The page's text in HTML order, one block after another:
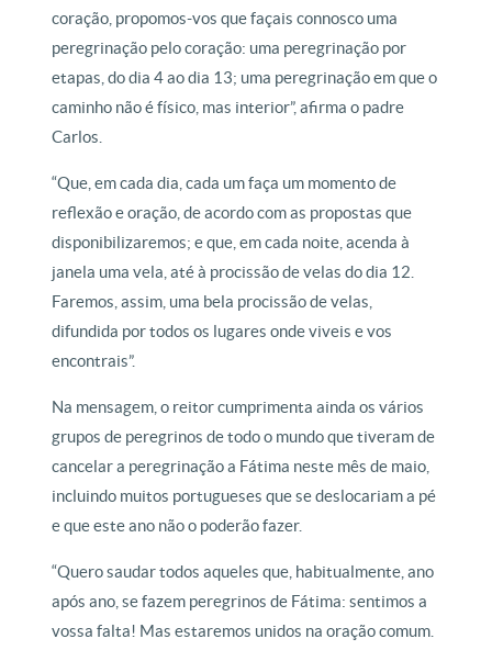
coração, propomos-vos que façais connosco uma
peregrinação pelo coração: uma peregrinação por
etapas, do dia 4 ao dia 13; uma peregrinação em que o
caminho não é físico, mas interior”, afirma o padre
Carlos.
“Que, em cada dia, cada um faça um momento de
reflexão e oração, de acordo com as propostas que
disponibilizaremos; e que, em cada noite, acenda à
janela uma vela, até à procissão de velas do dia 12.
Faremos, assim, uma bela procissão de velas,
difundida por todos os lugares onde viveis e vos
encontrais”.
Na mensagem, o reitor cumprimenta ainda os vários
grupos de peregrinos de todo o mundo que tiveram de
cancelar a peregrinação a Fátima neste mês de maio,
incluindo muitos portugueses que se deslocariam a pé
e que este ano não o poderão fazer.
“Quero saudar todos aqueles que, habitualmente, ano
após ano, se fazem peregrinos de Fátima: sentimos a
vossa falta! Mas estaremos unidos na oração comum.